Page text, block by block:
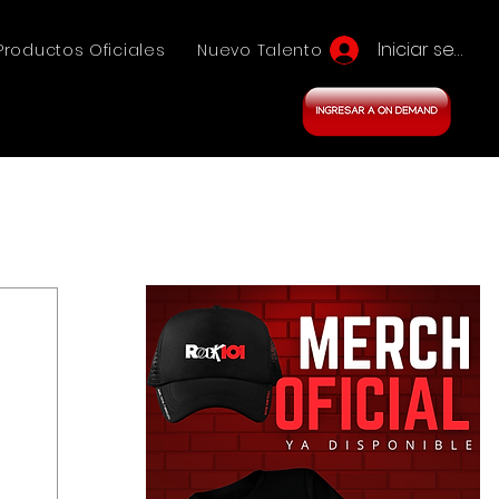
Oficiales Nuevo Talento Iniciar sesión